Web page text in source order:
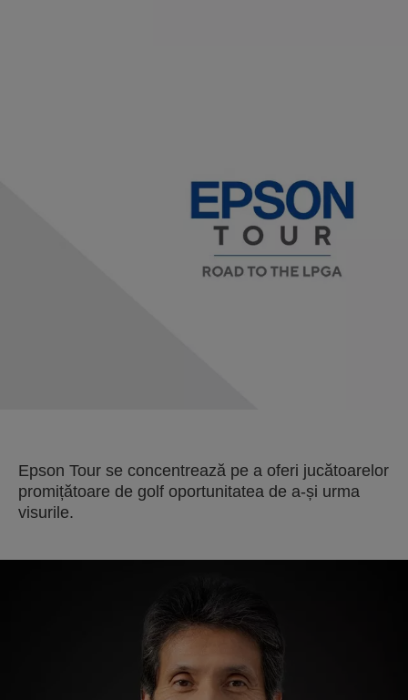
Epson Tour se concentrează pe a oferi jucătoarelor
promițătoare de golf oportunitatea de a-și urma
visurile.